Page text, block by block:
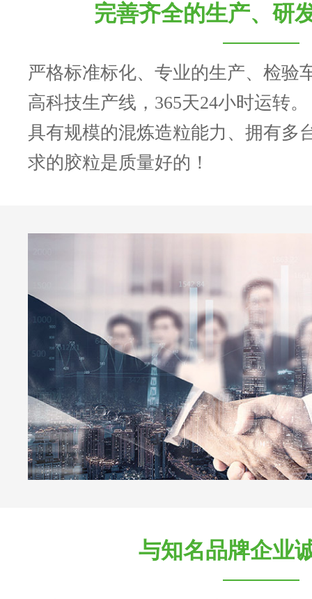
完善齐全的生产、研
严格标准标化、专业的生产、检验
高科技生产线，365天24小时运转。
具有规模的混炼造粒能力、拥有多
求的胶粒是质量好的！
与知名品牌企业